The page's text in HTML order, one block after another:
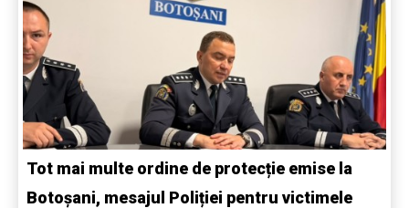
Tot mai multe ordine de protecție emise la
Botoșani, mesajul Poliției pentru victimele